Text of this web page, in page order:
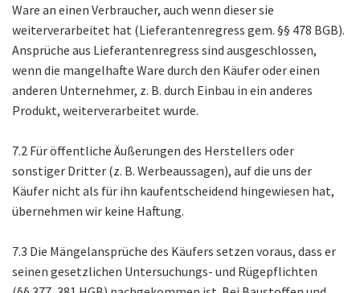
Ware an einen Verbraucher, auch wenn dieser sie
weiterverarbeitet hat (Lieferantenregress gem. §§ 478 BGB).
Ansprüche aus Lieferantenregress sind ausgeschlossen,
wenn die mangelhafte Ware durch den Käufer oder einen
anderen Unternehmer, z. B. durch Einbau in ein anderes
Produkt, weiterverarbeitet wurde.
7.2 Für öffentliche Äußerungen des Herstellers oder
sonstiger Dritter (z. B. Werbeaussagen), auf die uns der
Käufer nicht als für ihn kaufentscheidend hingewiesen hat,
übernehmen wir keine Haftung.
7.3 Die Mängelansprüche des Käufers setzen voraus, dass er
seinen gesetzlichen Untersuchungs- und Rügepflichten